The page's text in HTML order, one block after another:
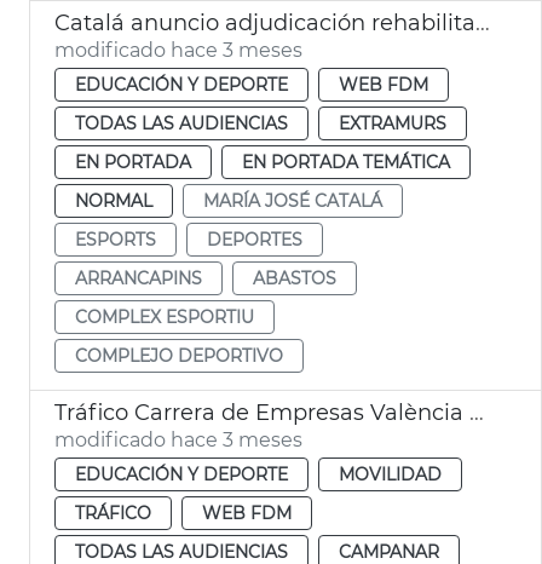
Catalá anuncio adjudicación rehabilitación complejo deportivo Abastos
modificado hace 3 meses
EDUCACIÓN Y DEPORTE
WEB FDM
TODAS LAS AUDIENCIAS
EXTRAMURS
EN PORTADA
EN PORTADA TEMÁTICA
NORMAL
MARÍA JOSÉ CATALÁ
ESPORTS
DEPORTES
ARRANCAPINS
ABASTOS
COMPLEX ESPORTIU
COMPLEJO DEPORTIVO
Tráfico Carrera de Empresas València 2026
modificado hace 3 meses
EDUCACIÓN Y DEPORTE
MOVILIDAD
TRÁFICO
WEB FDM
TODAS LAS AUDIENCIAS
CAMPANAR